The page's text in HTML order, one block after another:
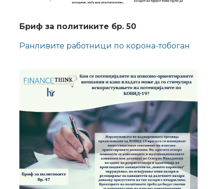
Бриф за политиките бр. 50
Ранливите работници по корона-тобоган